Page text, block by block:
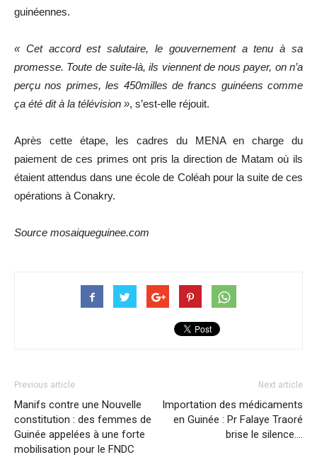
guinéennes.
« Cet accord est salutaire, le gouvernement a tenu à sa
promesse. Toute de suite-là, ils viennent de nous payer, on n’a
perçu nos primes, les 450milles de francs guinéens comme
ça été dit à la télévision », s’est-elle réjouit.
Après cette étape, les cadres du MENA en charge du
paiement de ces primes ont pris la direction de Matam où ils
étaient attendus dans une école de Coléah pour la suite de ces
opérations à Conakry.
Source mosaiqueguinee.com
Previous article
Manifs contre une Nouvelle
constitution : des femmes de
Guinée appelées à une forte
mobilisation pour le FNDC
Next article
Importation des médicaments
en Guinée : Pr Falaye Traoré
brise le silence….